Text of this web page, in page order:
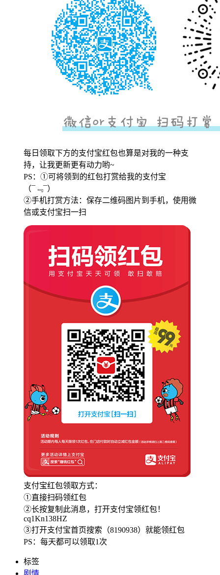
每日领取下方的支付宝红包也算是对我的一种支
持，让我更新更有动力哟~
PS：①可将领到的红包打赏给我的支付宝
（¯﹃¯）
②手机打赏方法：保存二维码图片到手机，使用微
信或支付宝扫一扫
支付宝红包领取方式：
①直接扫码领红包
②长按复制此消息，打开支付宝领红包！
cq1Kn138HZ
③打开支付宝首页搜索（8190938）就能领红包
PS：每天都可以领取1次
标签